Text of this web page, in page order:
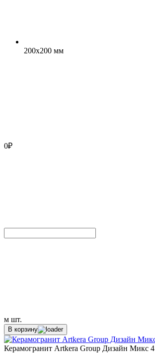
200x200 мм
0₽
м шт.
В корзину
Керамогранит Artkera Group Дизайн Микс 4